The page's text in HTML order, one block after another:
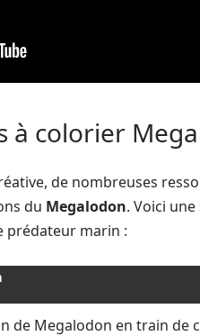
à colorier
de nombreuses
du Megalodon. Voici
prédateur marin :
de Megalodon en train de